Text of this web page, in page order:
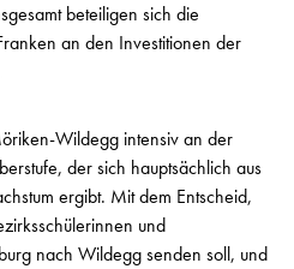
beteiligen sich die
an den Investitionen der
Wildegg intensiv an der
der sich hauptsächlich aus
ergibt. Mit dem Entscheid,
und
nach Wildegg senden soll, und